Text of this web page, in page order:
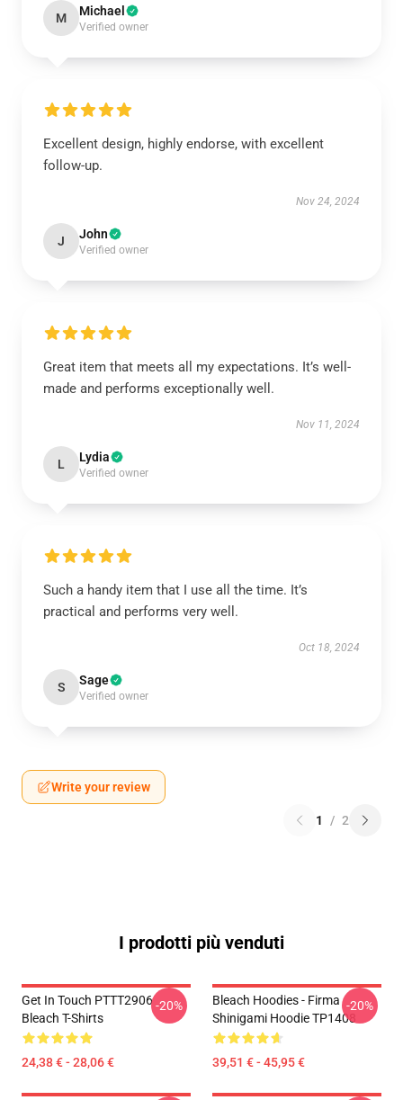
M Michael
Verified owner
Excellent design, highly endorse, with excellent
follow-up.
Nov 24, 2024
J John
Verified owner
Great item that meets all my expectations. It’s well-
made and performs exceptionally well.
Nov 11, 2024
L Lydia
Verified owner
Such a handy item that I use all the time. It’s
practical and performs very well.
Oct 18, 2024
S Sage
Verified owner
Write your review
1 / 2
I prodotti più venduti
Get In Touch PTTT2906
Bleach T-Shirts
24,38 € - 28,06 €
-20%
Bleach Hoodies - Firma
Shinigami Hoodie TP1408
39,51 € - 45,95 €
-20%